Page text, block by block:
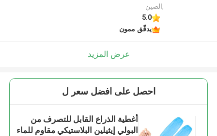
,الصين
5.0
يدقّق ممون
عرض المزيد
احصل على افضل سعر ل
أغطية الذراع القابل للتصرف من
البولي إيثيلين البلاستيكي مقاوم للماء